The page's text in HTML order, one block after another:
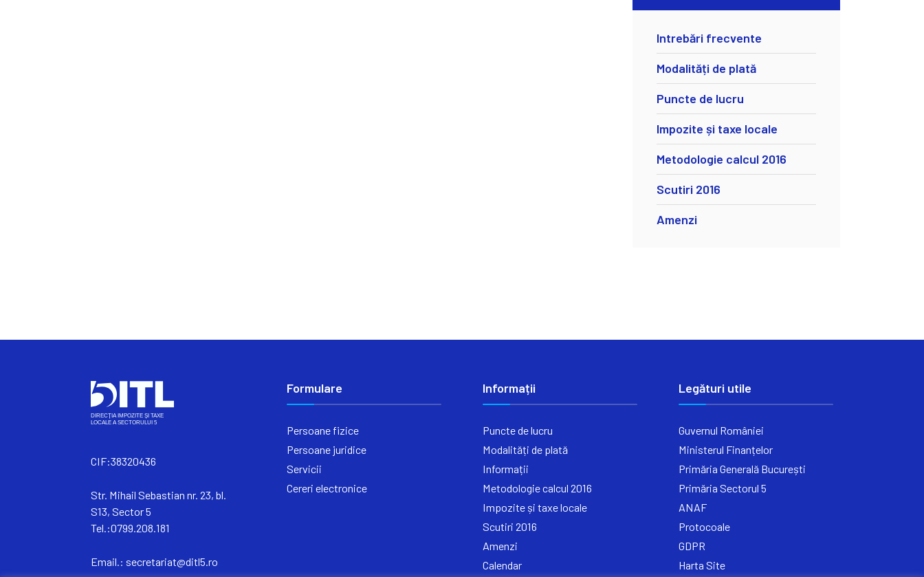
Intrebări frecvente
Modalități de plată
Puncte de lucru
Impozite și taxe locale
Metodologie calcul 2016
Scutiri 2016
Amenzi
CIF:38320436
Str. Mihail Sebastian nr. 23, bl.
S13, Sector 5
Tel.:0799.208.181
Email.: secretariat@ditl5.ro
Formulare
Persoane fizice
Persoane juridice
Servicii
Cereri electronice
Informații
Puncte de lucru
Modalități de plată
Informații
Metodologie calcul 2016
Impozite și taxe locale
Scutiri 2016
Amenzi
Calendar
Legături utile
Guvernul României
Ministerul Finanțelor
Primăria Generală București
Primăria Sectorul 5
ANAF
Protocoale
GDPR
Harta Site